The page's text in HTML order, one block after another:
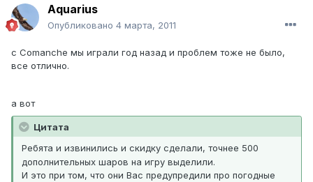
Aquarius
Опубликовано 4 марта, 2011
с Comanche мы играли год назад и проблем тоже не было,
все отлично.
а вот
Цитата
Ребята и извинились и скидку сделали, точнее 500
дополнительных шаров на игру выделили.
И это при том, что они Вас предупредили про погодные